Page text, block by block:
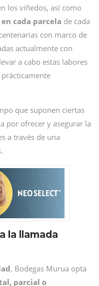
los viñedos, así como
cada parcela de cada
con marco de
actualmente con
a cabo estas labores
que suponen ciertas
por ofrecer y asegurar la
a través de una
la llamada
, Bodegas Murua opta
parcial o